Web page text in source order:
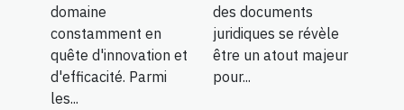
domaine
constamment en
quête d'innovation et
d'efficacité. Parmi
les...
des documents
juridiques se révèle
être un atout majeur
pour...